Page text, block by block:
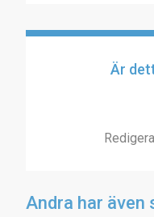
Är
Andra har även